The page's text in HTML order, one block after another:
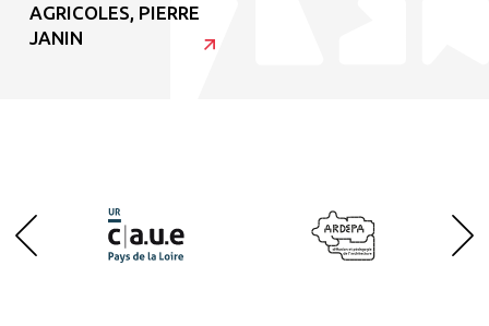
AGRICOLES, PIERRE
JANIN